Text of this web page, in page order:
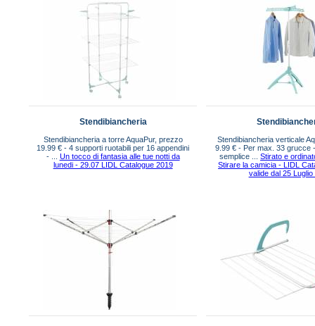
Stendibiancheria
Stendibiancheria a torre AquaPur, prezzo
19.99 € - 4 supporti ruotabili per 16 appendini
- ... Un tocco di fantasia alle tue notti da
lunedi - 29.07 LIDL Catalogue 2019
Stendibiancheria verticale
9.99 € - Per max. 33 grucce
semplice ...Stirato e
Stirare la camicia - LIDL
valide dal 25 Luglio